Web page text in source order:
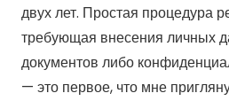
двух лет. Простая процедура
требующая внесения личных
документов либо
— это первое, что мне